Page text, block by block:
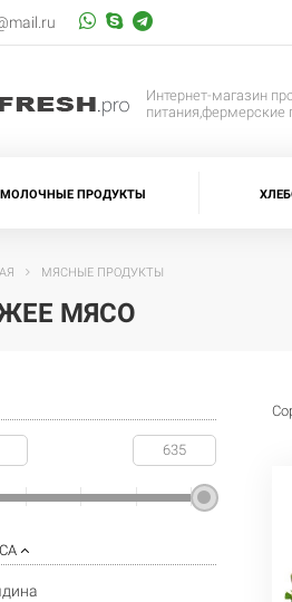
Интернет-магазин
питания,фермерские
МОЛОЧНЫЕ ПРОДУКТЫ
МЯСНЫЕ ПРОДУКТЫ
МЯСО